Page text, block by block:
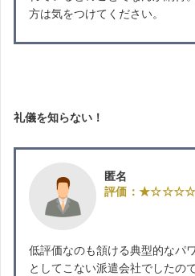
方は気をつけてください。
礼儀を知らない！
匿名
評価：
低評価なのも頷ける典型的なパ
としてこない派遣会社でしたの